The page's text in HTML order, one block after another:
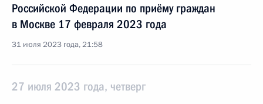
Российской Федерации по приёму граждан
в Москве 17 февраля 2023 года
31 июля 2023 года, 21:58
27 июля 2023 года, четверг